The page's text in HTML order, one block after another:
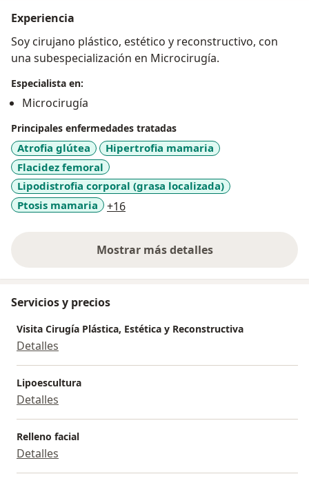
Experiencia
Soy cirujano plástico, estético y reconstructivo, con
una subespecialización en Microcirugía.
Especialista en:
Microcirugía
Principales enfermedades tratadas
Atrofia glútea
Hipertrofia mamaria
Flacidez femoral
Lipodistrofia corporal (grasa localizada)
Ptosis mamaria
+16a11y_sr_more_diseases
Mostrar más detalles
sobre la experiencia
Servicios y precios
Visita Cirugía Plástica, Estética y Reconstructiva
Detalles
Lipoescultura
Detalles
Relleno facial
Detalles